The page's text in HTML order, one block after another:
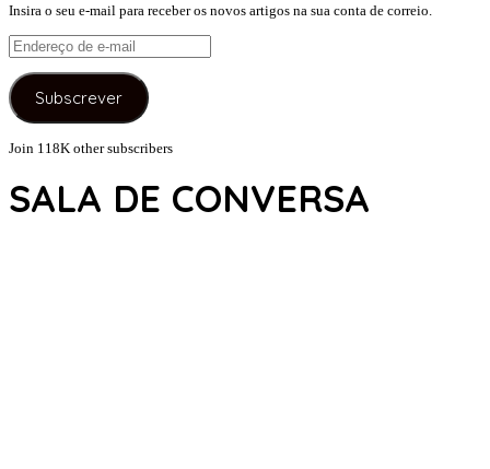
Insira o seu e-mail para receber os novos artigos na sua conta de correio.
Endereço
de
e-
mail
Subscrever
Join 118K other subscribers
SALA DE CONVERSA